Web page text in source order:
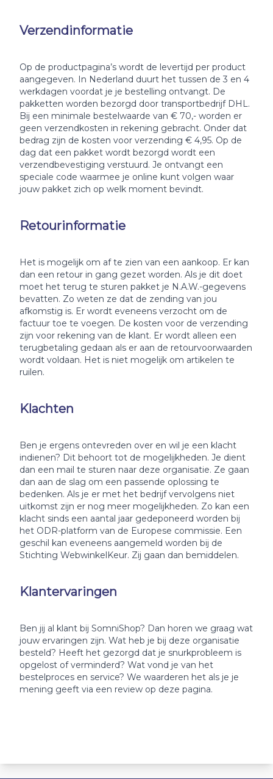
Verzendinformatie
Op de productpagina’s wordt de levertijd per product
aangegeven. In Nederland duurt het tussen de 3 en 4
werkdagen voordat je je bestelling ontvangt. De
pakketten worden bezorgd door transportbedrijf DHL.
Bij een minimale bestelwaarde van € 70,- worden er
geen verzendkosten in rekening gebracht. Onder dat
bedrag zijn de kosten voor verzending € 4,95. Op de
dag dat een pakket wordt bezorgd wordt een
verzendbevestiging verstuurd. Je ontvangt een
speciale code waarmee je online kunt volgen waar
jouw pakket zich op welk moment bevindt.
Retourinformatie
Het is mogelijk om af te zien van een aankoop. Er kan
dan een retour in gang gezet worden. Als je dit doet
moet het terug te sturen pakket je N.A.W.-gegevens
bevatten. Zo weten ze dat de zending van jou
afkomstig is. Er wordt eveneens verzocht om de
factuur toe te voegen. De kosten voor de verzending
zijn voor rekening van de klant. Er wordt alleen een
terugbetaling gedaan als er aan de retourvoorwaarden
wordt voldaan. Het is niet mogelijk om artikelen te
ruilen.
Klachten
Ben je ergens ontevreden over en wil je een klacht
indienen? Dit behoort tot de mogelijkheden. Je dient
dan een mail te sturen naar deze organisatie. Ze gaan
dan aan de slag om een passende oplossing te
bedenken. Als je er met het bedrijf vervolgens niet
uitkomst zijn er nog meer mogelijkheden. Zo kan een
klacht sinds een aantal jaar gedeponeerd worden bij
het ODR-platform van de Europese commissie. Een
geschil kan eveneens aangemeld worden bij de
Stichting WebwinkelKeur. Zij gaan dan bemiddelen.
Klantervaringen
Ben jij al klant bij SomniShop? Dan horen we graag wat
jouw ervaringen zijn. Wat heb je bij deze organisatie
besteld? Heeft het gezorgd dat je snurkprobleem is
opgelost of verminderd? Wat vond je van het
bestelproces en service? We waarderen het als je je
mening geeft via een review op deze pagina.